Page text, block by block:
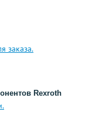
заказа.
Rexroth